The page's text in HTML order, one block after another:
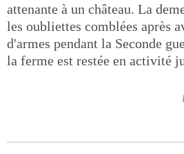
attenante à un château. La
les oubliettes comblées après
d'armes pendant la Seconde
la ferme est restée en activité